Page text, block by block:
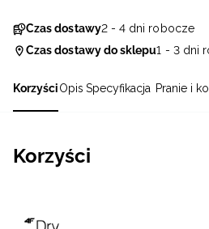
KorzyściOpis Specyfikacja Pranie i
Korzyści
Czas dostawy2 - 4 dni robocze
Czas dostawy do sklepu1 - 3 dni